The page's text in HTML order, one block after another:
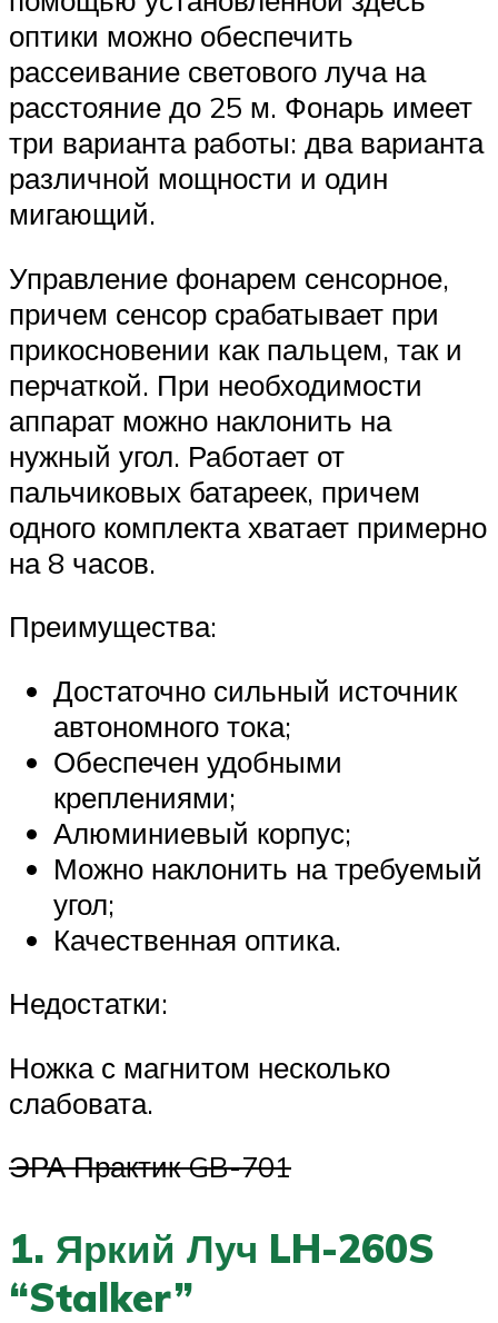
оптики можно обеспечить
рассеивание светового луча на
расстояние до 25 м. Фонарь имеет
три варианта работы: два варианта
различной мощности и один
мигающий.
Управление фонарем сенсорное,
причем сенсор срабатывает при
прикосновении как пальцем, так и
перчаткой. При необходимости
аппарат можно наклонить на
нужный угол. Работает от
пальчиковых батареек, причем
одного комплекта хватает примерно
на 8 часов.
Преимущества:
Достаточно сильный источник
автономного тока;
Обеспечен удобными
креплениями;
Алюминиевый корпус;
Можно наклонить на требуемый
угол;
Качественная оптика.
Недостатки:
Ножка с магнитом несколько
слабовата.
ЭРА Практик GB-701
1. Яркий Луч LH-260S
“Stalker”